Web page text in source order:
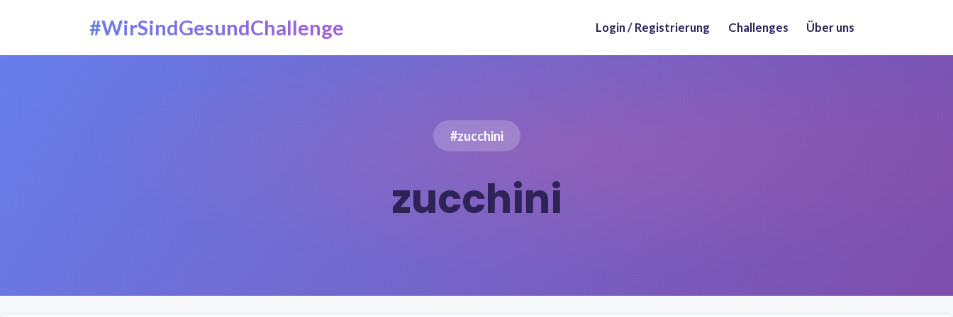
#WirSindGesundChallenge Login / Registrierung Challenges Über uns
#zucchini
zucchini